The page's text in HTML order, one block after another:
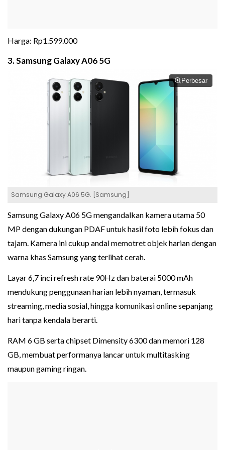
Harga: Rp1.599.000
3. Samsung Galaxy A06 5G
Perbesar
Samsung Galaxy A06 5G. [Samsung]
Samsung Galaxy A06 5G mengandalkan kamera utama 50
MP dengan dukungan PDAF untuk hasil foto lebih fokus dan
tajam. Kamera ini cukup andal memotret objek harian dengan
warna khas Samsung yang terlihat cerah.
Layar 6,7 inci refresh rate 90Hz dan baterai 5000 mAh
mendukung penggunaan harian lebih nyaman, termasuk
streaming, media sosial, hingga komunikasi online sepanjang
hari tanpa kendala berarti.
RAM 6 GB serta chipset Dimensity 6300 dan memori 128
GB, membuat performanya lancar untuk multitasking
maupun gaming ringan.